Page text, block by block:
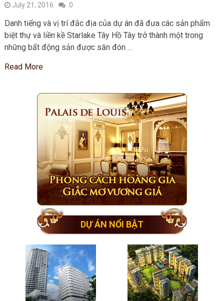
July 21, 2016 0
Danh tiếng và vị trí đắc địa của dự án đã đưa các sản phẩm
biệt thự và liền kề Starlake Tây Hồ Tây trở thành một trong
những bất động sản được săn đón …
Read More
DỰ ÁN NỔI BẬT